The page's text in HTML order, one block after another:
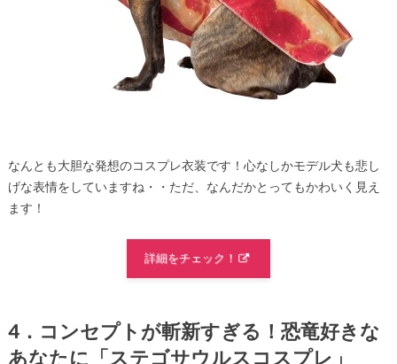
なんとも大胆な発想のコスプレ衣装です！心なしかモデル犬も悲し
げな表情をしていますね・・ただ、なんだかとってもかわいく見え
ます！
詳細をチェック！
4．コンセプトが斬新すぎる！恐竜好きな
あなたに「ステゴサウルスコスプレ」